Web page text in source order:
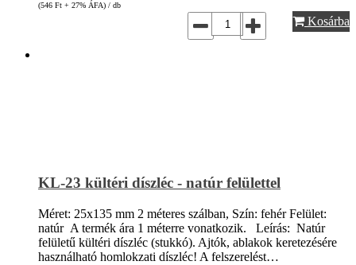
(546 Ft + 27% ÁFA) / db
Kosárba
KL-23 kültéri díszléc - natúr felülettel
Méret: 25x135 mm 2 méteres szálban, Szín: fehér Felület:
natúr A termék ára 1 méterre vonatkozik. Leírás: Natúr
felületű kültéri díszléc (stukkó). Ajtók, ablakok keretezésére
használható homlokzati díszléc! A felszerelést…